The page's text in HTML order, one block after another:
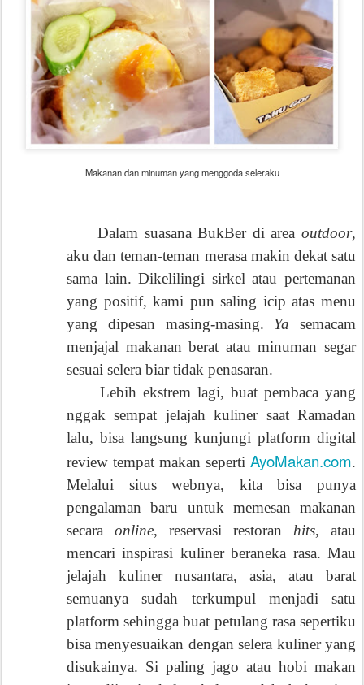
Makanan dan minuman yang menggoda seleraku
Dalam suasana BukBer di area outdoor,
aku dan teman-teman merasa makin dekat satu
sama lain. Dikelilingi sirkel atau pertemanan
yang positif, kami pun saling icip atas menu
yang dipesan masing-masing. Ya semacam
menjajal makanan berat atau minuman segar
sesuai selera biar tidak penasaran.
Lebih ekstrem lagi, buat pembaca yang
nggak sempat jelajah kuliner saat Ramadan
lalu, bisa langsung kunjungi platform digital
review tempat makan seperti AyoMakan.com.
Melalui situs webnya, kita bisa punya
pengalaman baru untuk memesan makanan
secara online, reservasi restoran hits, atau
mencari inspirasi kuliner beraneka rasa. Mau
jelajah kuliner nusantara, asia, atau barat
semuanya sudah terkumpul menjadi satu
platform sehingga buat petulang rasa sepertiku
bisa menyesuaikan dengan selera kuliner yang
disukainya. Si paling jago atau hobi makan